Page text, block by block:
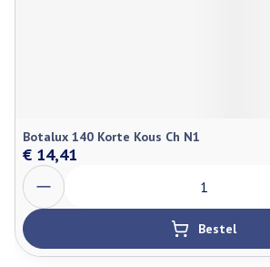
Botalux 140 Korte Kous Ch N1
€ 14,41
Aantal
Bestel